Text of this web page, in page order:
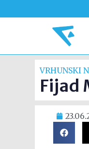
VRHUNSKI
Fijad